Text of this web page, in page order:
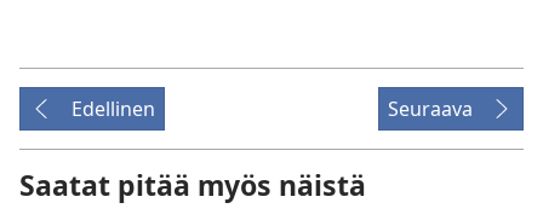
Edellinen Seuraava
Saatat pitää myös näistä